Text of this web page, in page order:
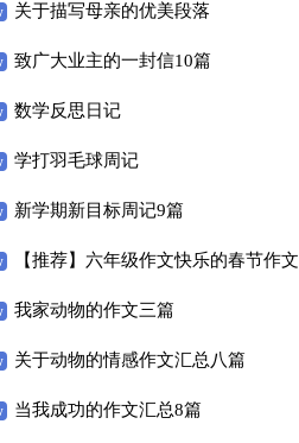
关于描写母亲的优美段落
致广大业主的一封信10篇
数学反思日记
学打羽毛球周记
新学期新目标周记9篇
【推荐】六年级作文快乐的春节作文
合集6篇
我家动物的作文三篇
关于动物的情感作文汇总八篇
当我成功的作文汇总8篇